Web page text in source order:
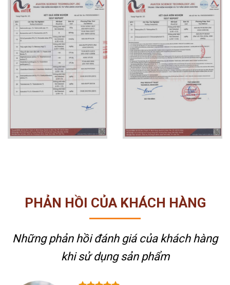
PHẢN HỒI CỦA KHÁCH HÀNG
Những phản hồi đánh giá của khách hàng
khi sử dụng sản phẩm